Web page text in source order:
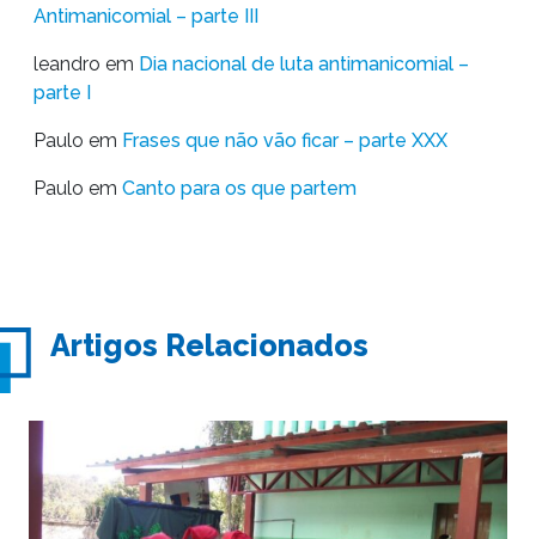
Antimanicomial – parte III
leandro em Dia nacional de luta antimanicomial –
parte I
Paulo em Frases que não vão ficar – parte XXX
Paulo em Canto para os que partem
Artigos Relacionados